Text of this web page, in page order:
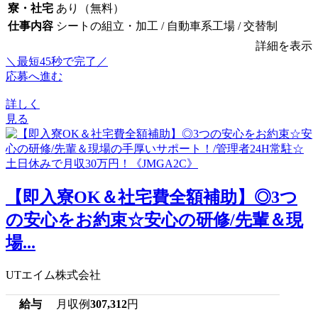
寮・社宅 あり（無料）
仕事内容 シートの組立・加工 / 自動車系工場 / 交替制
詳細を表示
＼最短45秒で完了／
応募へ進む
詳しく
見る
【即入寮OK＆社宅費全額補助】◎3つ
の安心をお約束☆安心の研修/先輩＆現
場...
UTエイム株式会社
給与 月収例307,312円